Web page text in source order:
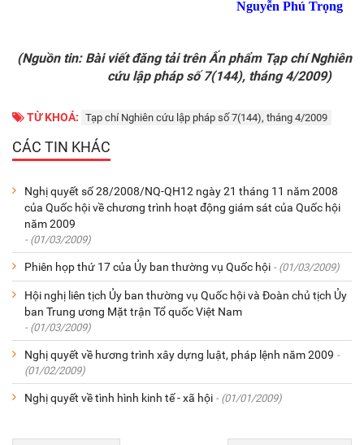
Nguyễn Phú Trọng
(Nguồn tin: Bài viết đăng tải trên Ấn phẩm Tạp chí Nghiên
cứu lập pháp số 7(144), tháng 4/2009)
TỪ KHOÁ: Tạp chí Nghiên cứu lập pháp số 7(144), tháng 4/2009
CÁC TIN KHÁC
Nghị quyết số 28/2008/NQ-QH12 ngày 21 tháng 11 năm 2008
của Quốc hội về chương trình hoạt động giám sát của Quốc hội
năm 2009
- (01/03/2009)
Phiên họp thứ 17 của Ủy ban thường vụ Quốc hội - (01/03/2009)
Hội nghị liên tịch Ủy ban thường vụ Quốc hội và Đoàn chủ tịch Ủy
ban Trung ương Mặt trận Tổ quốc Việt Nam
- (01/03/2009)
Nghị quyết về hương trình xây dựng luật, pháp lệnh năm 2009 -
(01/02/2009)
Nghị quyết về tình hình kinh tế - xã hội - (01/01/2009)